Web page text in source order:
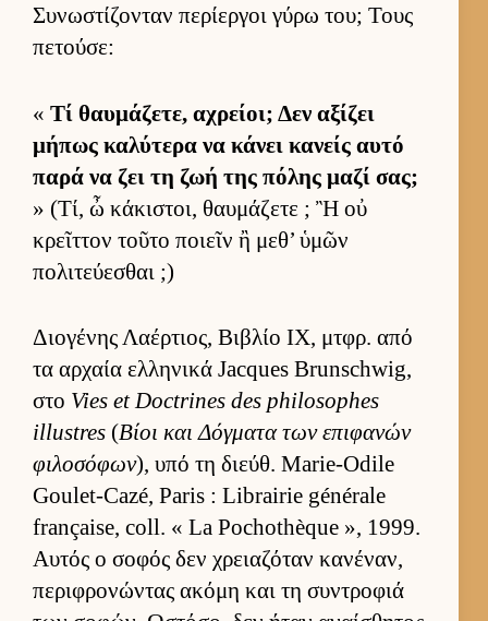
Συνωστίζονταν περίερ­γοι γύρω του; Τους
πετού­σε:
« Τί θαυ­μάζετε, αχρεί­οι; Δεν αξίζει
μήπως καλύτερα να κάνει κανείς αυτό
παρά να ζει τη ζωή της πόλης μαζί σας;
» (Τί, ὦ κάκιστοι, θαυ­μάζετε ; Ἢ οὐ
κρεῖτ­τον τοῦτο ποιεῖν ἢ μεθ’ ὑμῶν
πολιτεύ­εσθαι ;)
Διο­γένης Λαέρ­τιος, Βιβλίο IX, μτ­φρ. από
τα αρ­χαία ελ­ληνικά Jacques Brunschwig,
στο Vies et Doctrines des philosophes
illustres (Βίοι και Δόγ­ματα των επιφανών
φιλοσόφων), υπό τη διεύθ. Marie-Odile
Goulet-Cazé, Paris : Librairie générale
française, coll. « La Pochothèque », 1999.
Αυ­τός ο σοφός δεν χρεια­ζόταν κανέναν,
περιφρονώντας ακόμη και τη συντροφιά